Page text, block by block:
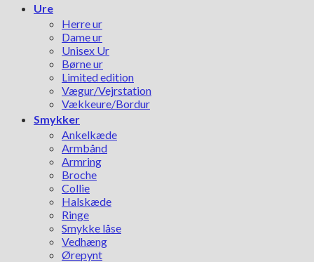
Ure
Herre ur
Dame ur
Unisex Ur
Børne ur
Limited edition
Vægur/Vejrstation
Vækkeure/Bordur
Smykker
Ankelkæde
Armbånd
Armring
Broche
Collie
Halskæde
Ringe
Smykke låse
Vedhæng
Ørepynt